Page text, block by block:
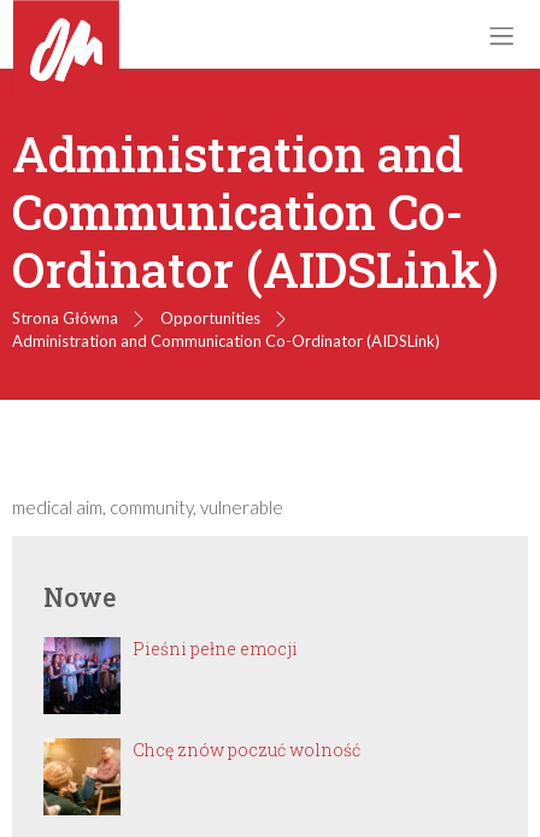
Administration and
Communication Co-
Ordinator (AIDSLink)
Strona Główna
Opportunities
Administration and Communication Co-Ordinator (AIDSLink)
medical aim, community, vulnerable
Nowe
Pieśni pełne emocji
Chcę znów poczuć wolność